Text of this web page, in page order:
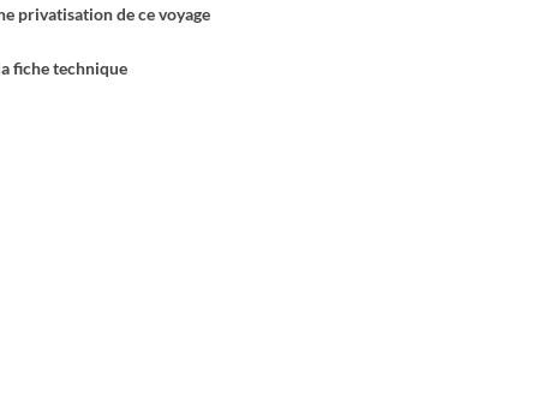
privatisation de ce voyage
fiche technique